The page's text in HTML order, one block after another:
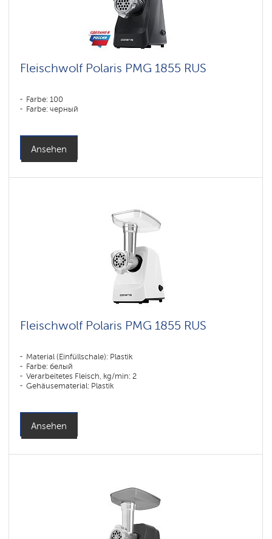
Fleischwolf Polaris PMG 1855 RUS
Farbe: 100
Farbe: черный
Ansehen
Fleischwolf Polaris PMG 1855 RUS
Material (Einfüllschale): Plastik
Farbe: белый
Verarbeitetes Fleisch, kg/min: 2
Gehäusematerial: Plastik
Ansehen